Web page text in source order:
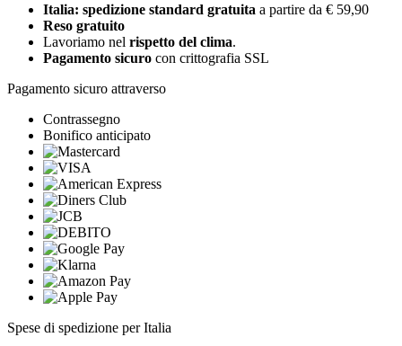
Italia: spedizione standard gratuita a partire da € 59,90
Reso gratuito
Lavoriamo nel rispetto del clima.
Pagamento sicuro con crittografia SSL
Pagamento sicuro attraverso
Contrassegno
Bonifico anticipato
Spese di spedizione per Italia